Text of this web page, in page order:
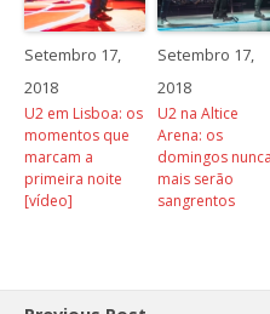
Setembro 17,
2018
U2 em Lisboa: os
momentos que
marcam a
primeira noite
[vídeo]
Setembro 17,
2018
U2 na Altice
Arena: os
domingos nunca
mais serão
sangrentos